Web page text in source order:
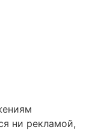
ни рекламой,